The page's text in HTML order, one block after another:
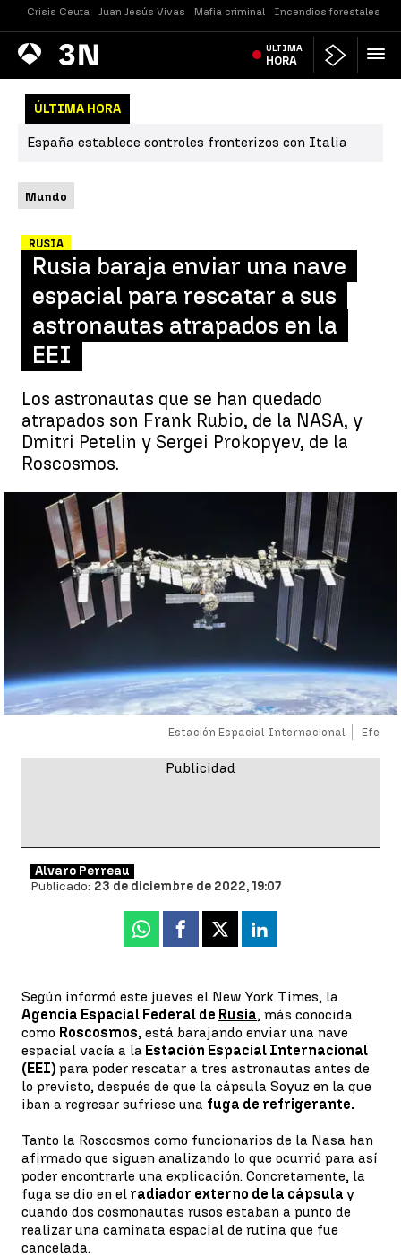
Crisis Ceuta Juan Jesús Vivas Mafia criminal Incendios forestales
Antena
3 Noticias ÚLTIMA
HORA
ÚLTIMA HORA
España establece controles fronterizos con Italia
Mundo
RUSIA
Rusia baraja enviar una nave
espacial para rescatar a sus
astronautas atrapados en la
EEI
Los astronautas que se han quedado
atrapados son Frank Rubio, de la NASA, y
Dmitri Petelin y Sergei Prokopyev, de la
Roscosmos.
Estación Espacial Internacional Efe
Álvaro Perreau
Publicado: 23 de diciembre de 2022, 19:07
Whatsapp
Facebook
X Linkedin
Según informó este jueves el New York Times, la
Agencia Espacial Federal de Rusia, más conocida
como Roscosmos, está barajando enviar una nave
espacial vacía a la Estación Espacial Internacional
(EEI) para poder rescatar a tres astronautas antes de
lo previsto, después de que la cápsula Soyuz en la que
iban a regresar sufriese una fuga de refrigerante.
Tanto la Roscosmos como funcionarios de la Nasa han
afirmado que siguen analizando lo que ocurrió para así
poder encontrarle una explicación. Concretamente, la
fuga se dio en el radiador externo de la cápsula y
cuando dos cosmonautas rusos estaban a punto de
realizar una caminata espacial de rutina que fue
cancelada.